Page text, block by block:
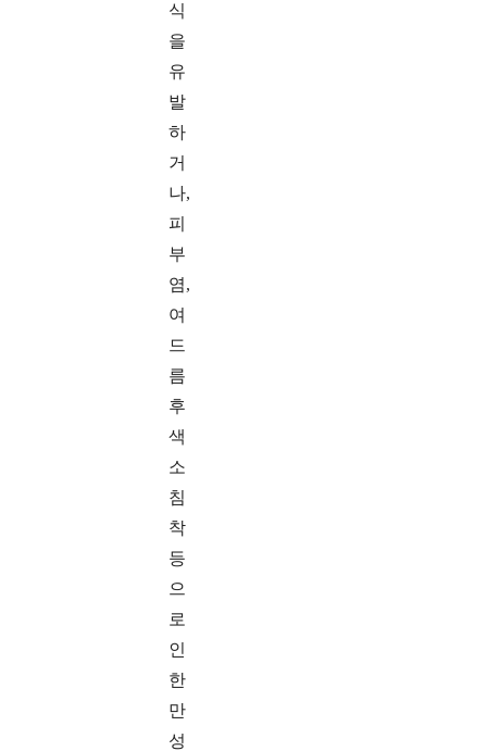
식
을
유
발
하
거
나,
피
부
염,
여
드
름
후
색
소
침
착
등
으
로
인
한
만
성